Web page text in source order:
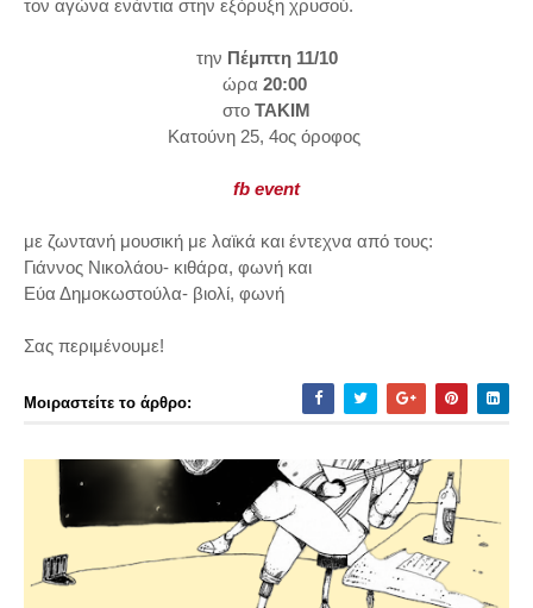
τον αγώνα ενάντια στην εξόρυξη χρυσού.
την Πέμπτη 11/10
ώρα 20:00
στο ΤΑΚΙΜ
Κατούνη 25, 4ος όροφος
fb event
με ζωντανή μουσική με λαϊκά και έντεχνα από τους:
Γιάννος Νικολάου- κιθάρα, φωνή και
Εύα Δημοκωστούλα- βιολί, φωνή
Σας περιμένουμε!
Μοιραστείτε το άρθρο: